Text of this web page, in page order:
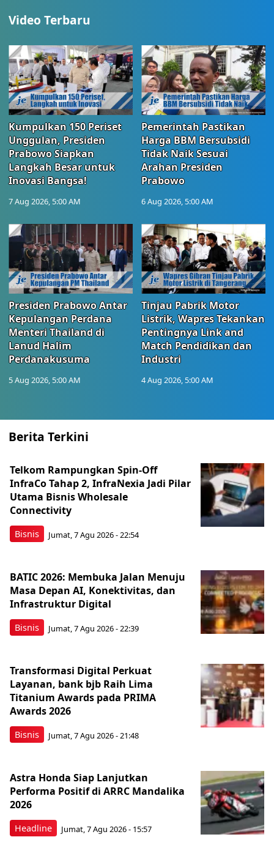
Video Terbaru
Kumpulkan 150 Periset
Unggulan, Presiden
Prabowo Siapkan
Langkah Besar untuk
Inovasi Bangsa!
7 Aug 2026, 5:00 AM
Pemerintah Pastikan
Harga BBM Bersubsidi
Tidak Naik Sesuai
Arahan Presiden
Prabowo
6 Aug 2026, 5:00 AM
Presiden Prabowo Antar
Kepulangan Perdana
Menteri Thailand di
Lanud Halim
Perdanakusuma
5 Aug 2026, 5:00 AM
Tinjau Pabrik Motor
Listrik, Wapres Tekankan
Pentingnya Link and
Match Pendidikan dan
Industri
4 Aug 2026, 5:00 AM
Berita Terkini
Bisnis
Telkom Rampungkan Spin-Off
InfraCo Tahap 2, InfraNexia Jadi Pilar
Utama Bisnis Wholesale
Connectivity
Jumat, 7 Agu 2026 - 22:54
Bisnis
BATIC 2026: Membuka Jalan Menuju
Masa Depan AI, Konektivitas, dan
Infrastruktur Digital
Jumat, 7 Agu 2026 - 22:39
Bisnis
Transformasi Digital Perkuat
Layanan, bank bjb Raih Lima
Titanium Awards pada PRIMA
Awards 2026
Jumat, 7 Agu 2026 - 21:48
Headline
Astra Honda Siap Lanjutkan
Performa Positif di ARRC Mandalika
2026
Jumat, 7 Agu 2026 - 15:57